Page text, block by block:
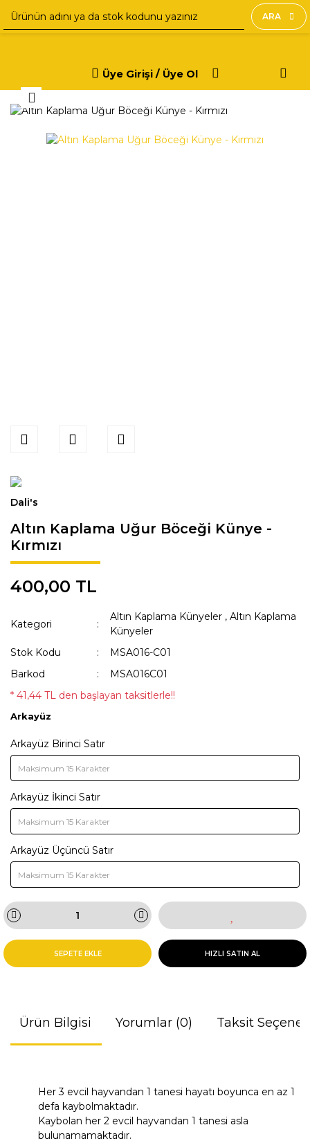
ARA
Üye Girişi / Üye Ol
Dali's
Altın Kaplama Uğur Böceği Künye -
Kırmızı
400,00 TL
Kategori
Altın Kaplama Künyeler ,Altın Kaplama
Künyeler
Stok Kodu
MSA016-C01
Barkod
MSA016C01
* 41,44 TL den başlayan taksitlerle!!
Arkayüz
Arkayüz Birinci Satır
Arkayüz İkinci Satır
Arkayüz Üçüncü Satır
SEPETE EKLE HIZLI SATIN AL
Ürün Bilgisi Yorumlar (0) Taksit
Her 3 evcil hayvandan 1 tanesi hayatı boyunca en az 1
defa kaybolmaktadır.
Kaybolan her 2 evcil hayvandan 1 tanesi asla
bulunamamaktadır.